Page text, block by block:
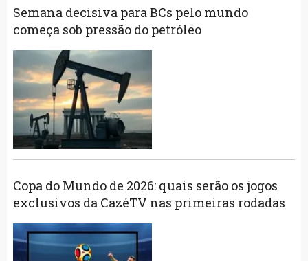
Semana decisiva para BCs pelo mundo
começa sob pressão do petróleo
Copa do Mundo de 2026: quais serão os jogos
exclusivos da CazéTV nas primeiras rodadas